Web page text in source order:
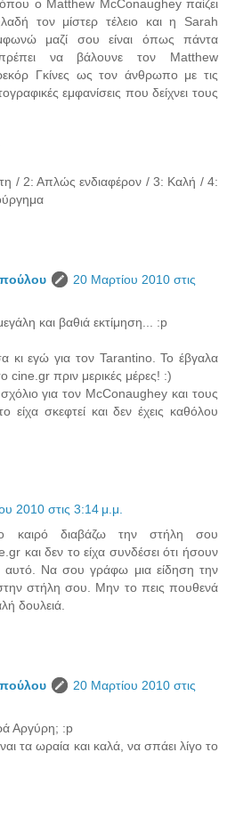
όπου ο Matthew McConaughey παίζει
τον μίστερ τέλειο και η Sarah
μαζί σου είναι όπως πάντα
να βάλουνε τον Matthew
Γκίνες ως τον άνθρωπο με τις
εμφανίσεις που δείχνει τους
/ 2: Απλώς ενδιαφέρον / 3: Καλή / 4:
20 Μαρτίου 2010 στις
και βαθιά εκτίμηση... :p
κι εγώ για τον Tarantino. Το έβγαλα
cine.gr πριν μερικές μέρες! :)
για τον McConaughey και τους
είχα σκεφτεί και δεν έχεις καθόλου
2010 στις 3:14 μ.μ.
καιρό διαβάζω την στήλη σου
και δεν το είχα συνδέσει ότι ήσουν
αυτό. Να σου γράφω μια είδηση την
στήλη σου. Μην το πεις πουθενά
δουλειά.
20 Μαρτίου 2010 στις
Αργύρη; :p
τα ωραία και καλά, να σπάει λίγο το